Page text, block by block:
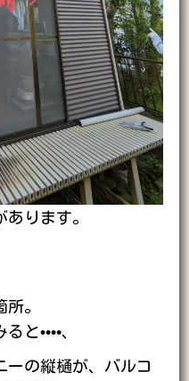
ります。
。
と••••、
ーの縦樋が、バルコ